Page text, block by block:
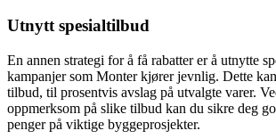
Utnytt spesialtilbud
En annen strategi for å få rabatter er å utnytte
kampanjer som Monter kjører jevnlig. Dette
tilbud, til prosentvis avslag på utvalgte varer.
oppmerksom på slike tilbud kan du sikre deg
penger på viktige byggeprosjekter.